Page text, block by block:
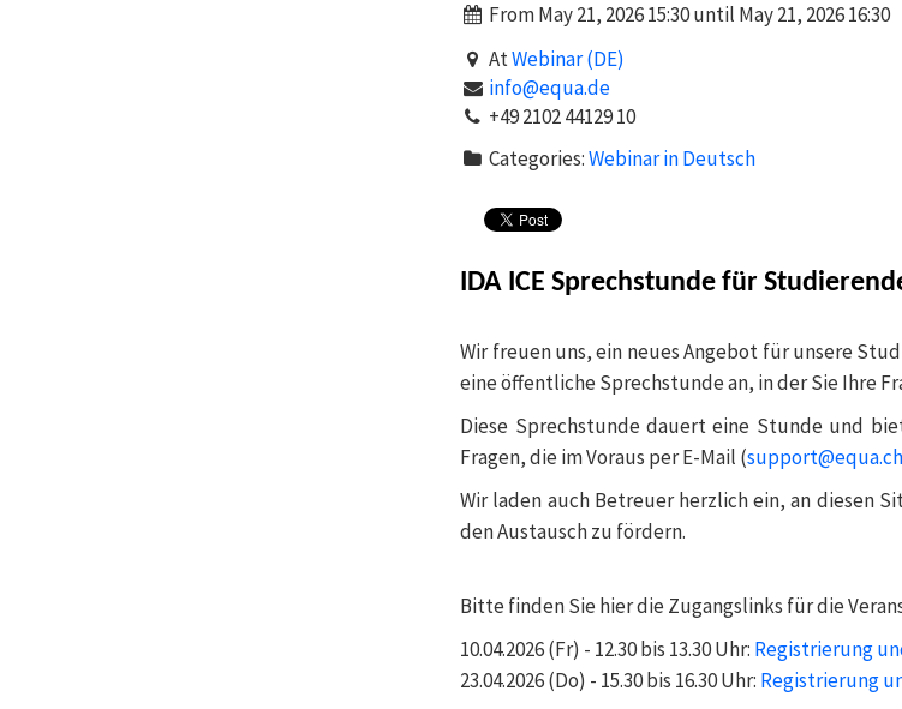
From May 21, 2026 15:30 until May 21, 2026 16:30
AtWebinar (DE)
info@equa.de
+49 2102 44129 10
Categories:Webinar in Deutsch
IDA ICE Sprechstunde für
Wir freuen uns, ein neues Angebot für unsere
eine öffentliche Sprechstunde an, in der Sie Ihre
Diese Sprechstunde dauert eine Stunde und
Fragen, die im Voraus per E-Mail (support@equa.ch
Wir laden auch Betreuer herzlich ein, an diesen
den Austausch zu fördern.
Bitte finden Sie hier die Zugangslinks für die
10.04.2026 (Fr) - 12.30 bis 13.30 Uhr: Registrierung
23.04.2026 (Do) - 15.30 bis 16.30 Uhr: Registrierung